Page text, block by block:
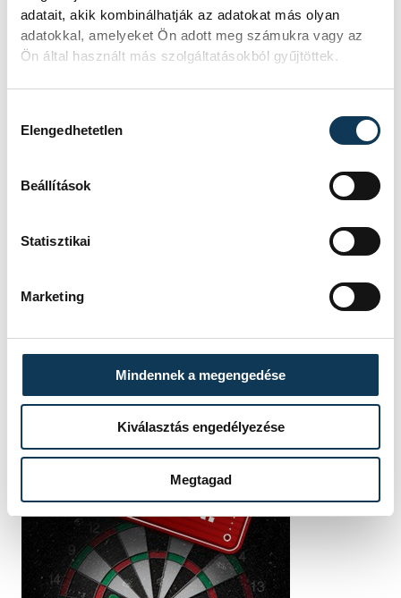
adatait, akik kombinálhatják az adatokat más olyan
adatokkal, amelyeket Ön adott meg számukra vagy az
Ön által használt más szolgáltatásokból gyűjtöttek.
Elengedhetetlen
Beállítások
Statisztikai
Marketing
Mindennek a megengedése
Kiválasztás engedélyezése
Megtagad
sport ország-világ
labdarúgás
magyar labdarúgó-válogatott
Szoboszlai Dominik